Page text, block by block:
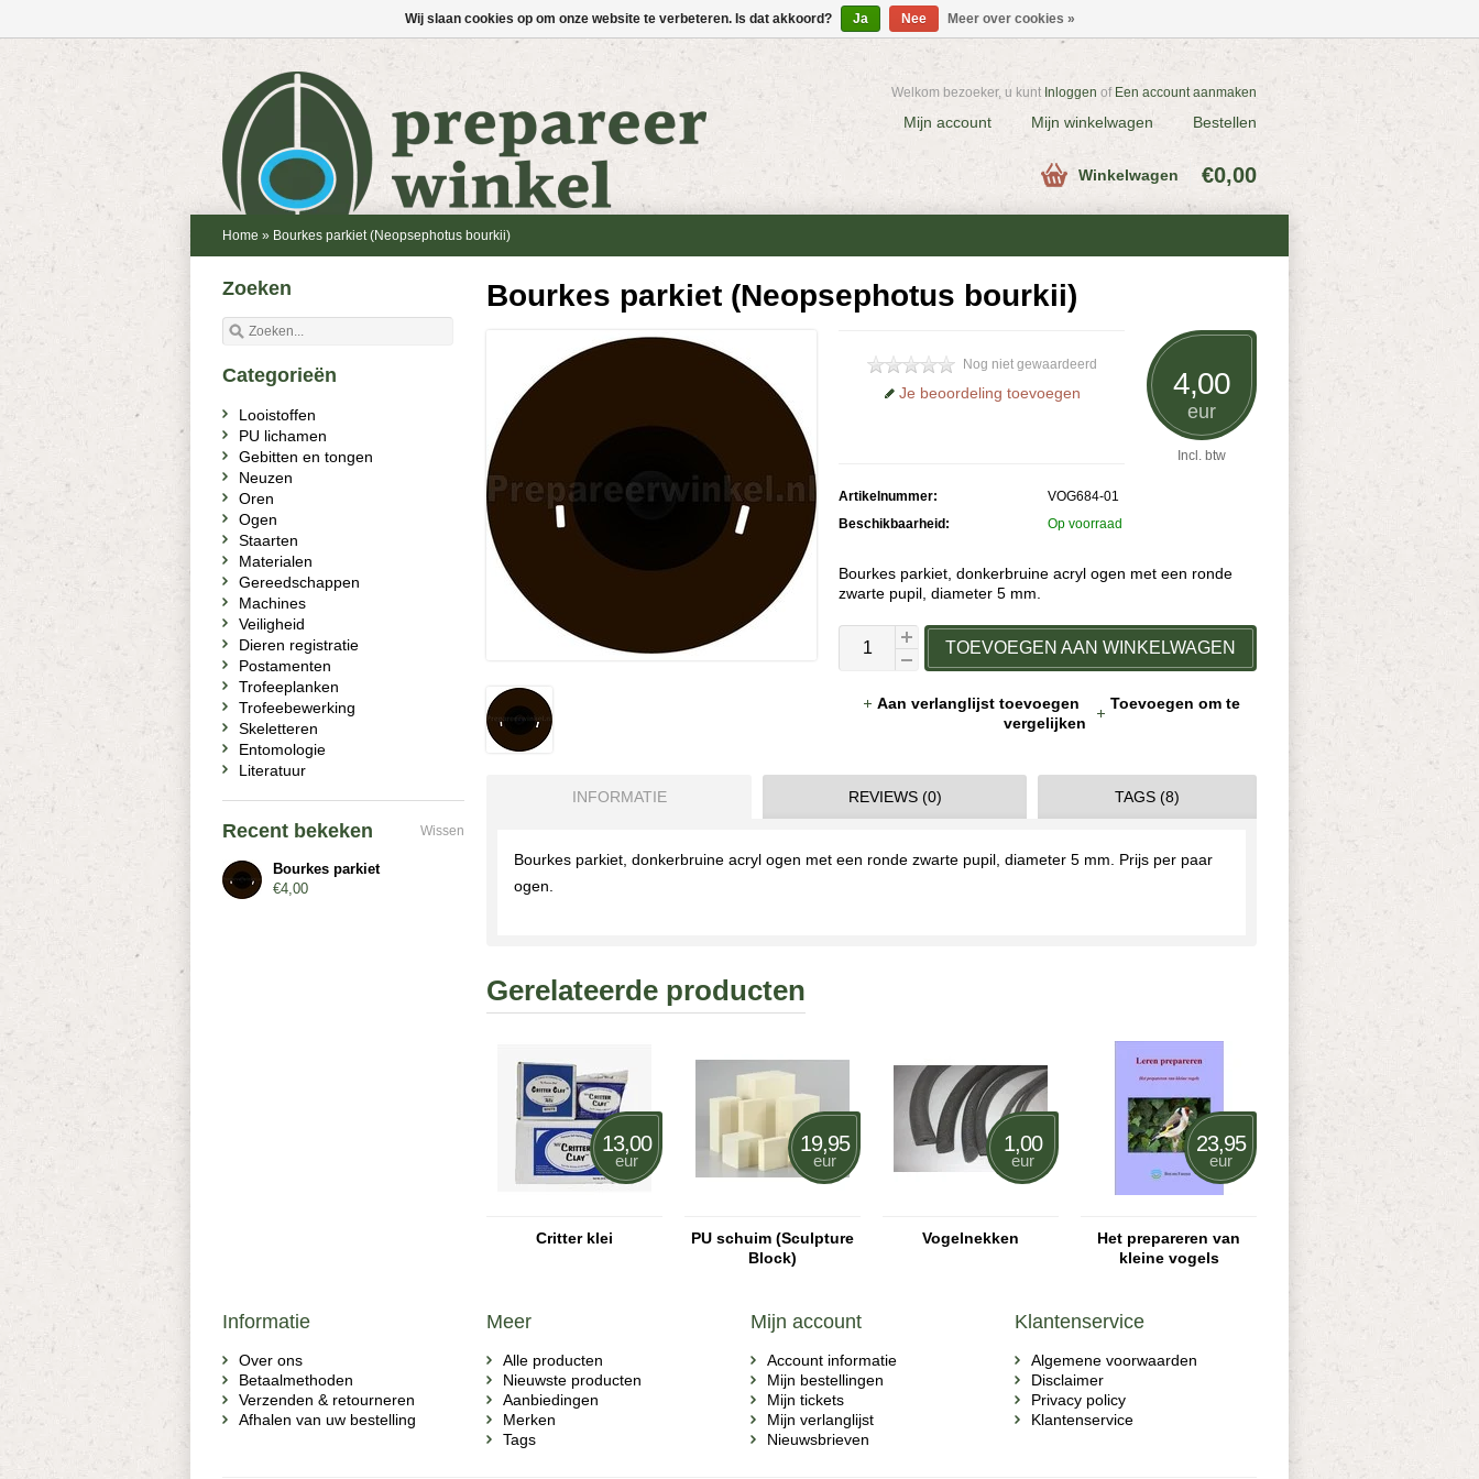
Welkom bezoeker, u kunt Inloggen of Een account aanmaken
Mijn account Mijn winkelwagen Bestellen
Winkelwagen €0,00
Home » Bourkes parkiet (Neopsephotus bourkii)
Bourkes parkiet (Neopsephotus bourkii)
4,00
eur
Incl. btw
Nog niet gewaardeerd
Je beoordeling toevoegen
Artikelnummer:
VOG684-01
Beschikbaarheid:
Op voorraad
Bourkes parkiet, donkerbruine acryl ogen met een ronde
zwarte pupil, diameter 5 mm.
TOEVOEGEN AAN WINKELWAGEN
Aan verlanglijst toevoegen
Toevoegen om te
vergelijken
INFORMATIE REVIEWS (0) TAGS (8)
Bourkes parkiet, donkerbruine acryl ogen met een ronde zwarte pupil, diameter 5 mm. Prijs per paar
ogen.
Gerelateerde producten
13,00
eur
Critter klei
19,95
eur
PU schuim (Sculpture
Block)
1,00
eur
Vogelnekken
23,95
eur
Het prepareren van
kleine vogels
Zoeken
Categorieën
Looistoffen
PU lichamen
Gebitten en tongen
Neuzen
Oren
Ogen
Staarten
Materialen
Gereedschappen
Machines
Veiligheid
Dieren registratie
Postamenten
Trofeeplanken
Trofeebewerking
Skeletteren
Entomologie
Literatuur
Recent bekeken Wissen
Bourkes parkiet
€4,00
Informatie
Over ons
Betaalmethoden
Verzenden & retourneren
Afhalen van uw bestelling
Meer
Alle producten
Nieuwste producten
Aanbiedingen
Merken
Tags
Mijn account
Account informatie
Mijn bestellingen
Mijn tickets
Mijn verlanglijst
Nieuwsbrieven
Klantenservice
Algemene voorwaarden
Disclaimer
Privacy policy
Klantenservice
Wij slaan cookies op om onze website te verbeteren. Is dat akkoord? Ja Nee Meer over cookies »